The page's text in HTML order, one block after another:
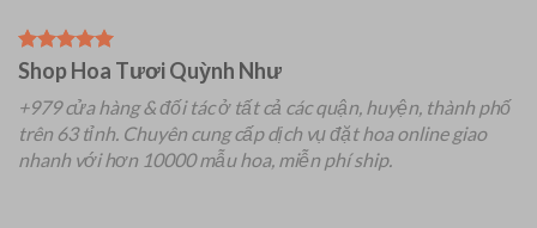
Shop Hoa Tươi Quỳnh Như
+979 cửa hàng & đối tác ở tất cả các quận, huyện, thành phố
trên 63 tỉnh. Chuyên cung cấp dịch vụ đặt hoa online giao
nhanh với hơn 10000 mẫu hoa, miễn phí ship.